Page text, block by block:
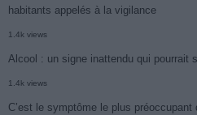
habitants appelés à la vigilance
1.4k views
Alcool : un signe inattendu qui pourrait
1.4k views
C’est le symptôme le plus